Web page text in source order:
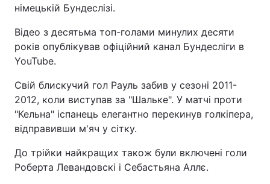
німецькій Бундеслізі.
Відео з десятьма топ-голами минулих десяти
років опублікував офіційний канал Бундесліги в
YouTube.
Свій блискучий гол Рауль забив у сезоні 2011-
2012, коли виступав за "Шальке". У матчі проти
"Кельна" іспанець елегантно перекинув голкіпера,
відправивши м'яч у сітку.
До трійки найкращих також були включені голи
Роберта Левандовскі і Себастьяна Аллє.